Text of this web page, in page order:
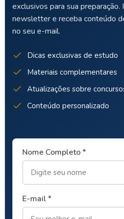
exclusivos para sua
newsletter e receba conteúdo
no seu e-mail.
Dicas exclusivas de estudo
Materiais complementares
Atualizações sobre
Conteúdo personalizado
Nome Completo *
E-mail *